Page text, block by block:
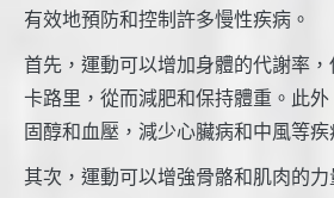
有效地預防和控制許多慢性疾病。
首先，運動可以增加身體的代謝率
卡路里，從而減肥和保持體重。此
固醇和血壓，減少心臟病和中風等疾
其次，運動可以增強骨骼和肌肉的